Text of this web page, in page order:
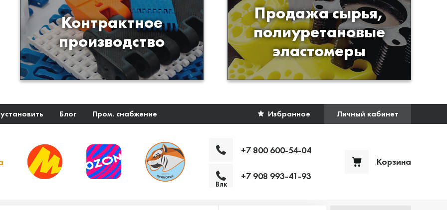
Контрактное
производство
Производство изделий из
пластиков и полимеров по
образцам либо чертежам
заказчика
Продажа сырья,
полиуретановые
эластомеры
Продажа сырья для
производства изделий из
полиуретана
Блог Пром. снабжение Избранное Личный кабинет
+7 800 600-54-04
Влк
+7 908 993-41-93
Корзина